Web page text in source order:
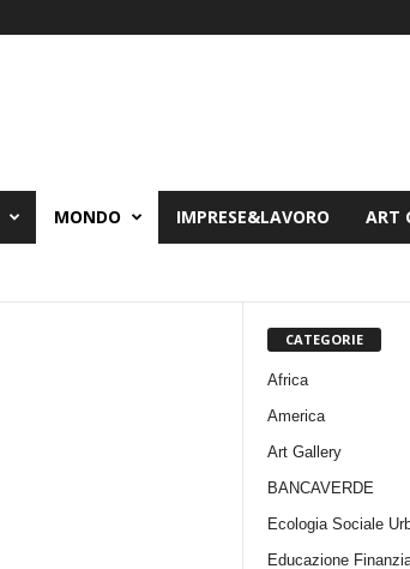
MONDO IMPRESE&LAVORO ART
CATEGORIE
Africa
America
Art Gallery
BANCAVERDE
Ecologia Sociale
Educazione